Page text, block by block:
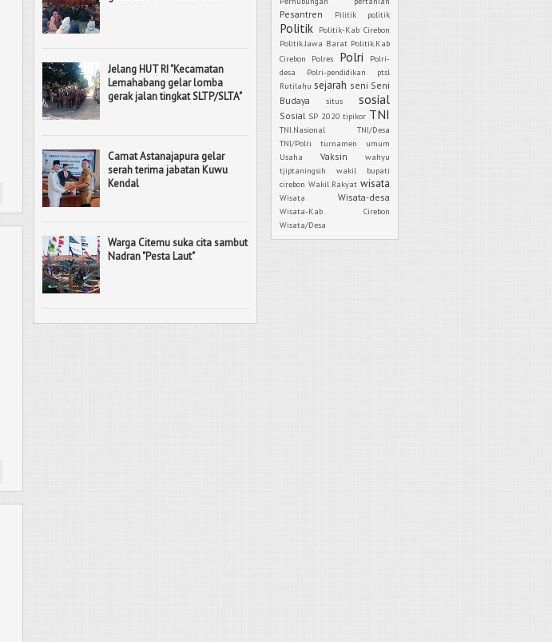
Jelang HUT RI "Kecamatan
Lemahabang gelar lomba
gerak jalan tingkat SLTP/SLTA"
Camat Astanajapura gelar
serah terima jabatan Kuwu
Kendal
Warga Citemu suka cita sambut
Nadran "Pesta Laut"
Pesantren Pilitik politik
Politik Politik-Kab Cirebon
Politik.Jawa Barat Politik.Kab
Cirebon
Polres Polri
Polri-
desa
Polri-pendidikan
ptsl
Rutilahu sejarah seni Seni
Budaya
situs sosial
Sosial SP 2020 tipikor TNI
TNI.Nasional
TNI/Desa
TNI/Polri
turnamen
umum
Usaha
Vaksin
wahyu
tjiptaningsih
wakil bupati
cirebon Wakil Rakyat wisata
Wisata Wisata-desa
Wisata-Kab Cirebon
Wisata/Desa